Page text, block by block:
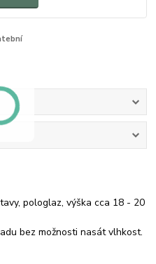
pologlaz, výška cca 18 - 20
bez možnosti nasát vlhkost.